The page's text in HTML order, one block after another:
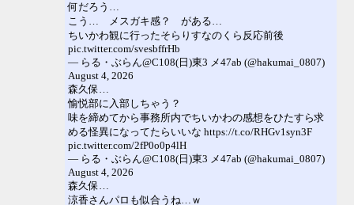
何だろう…
こう… メスガキ感？ がある…
ちいかわ観に行ったそらりすなのくら反応前後
pic.twitter.com/svesbffrHb
— らる・ぶらん@C108(日)東3 メ47ab (@hakumai_0807)
August 4, 2026
森久保…
愉悦部に入部しちゃう？
味を締めてから事務所内でちいかわの感想をひたすら求
める怪異になってたらいいな https://t.co/RHGv1syn3F
pic.twitter.com/2fP0o0p4lH
— らる・ぶらん@C108(日)東3 メ47ab (@hakumai_0807)
August 4, 2026
森久保…
涼香さんパロも似合うね…ｗ